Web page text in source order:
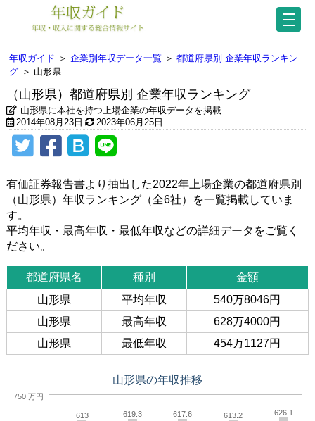
年収ガイド ＞ 企業別年収データ一覧 ＞ 都道府県別 企業年収ランキン
グ ＞ 山形県
（山形県）都道府県別 企業年収ランキング
山形県に本社を持つ上場企業の年収データを掲載
2014年08月23日
2023年06月25日
有価証券報告書より抽出した2022年上場企業の都道府県別
（山形県）年収ランキング（全6社）を一覧掲載していま
す。
平均年収・最高年収・最低年収などの詳細データをご覧く
ださい。
都道府県名 種別
金額
山形県
平均年収
540万8046円
山形県
最高年収
628万4000円
山形県
最低年収 454万1127円
山形県の年収推移
613 619.3 617.6 613.2 626.1
750 万円